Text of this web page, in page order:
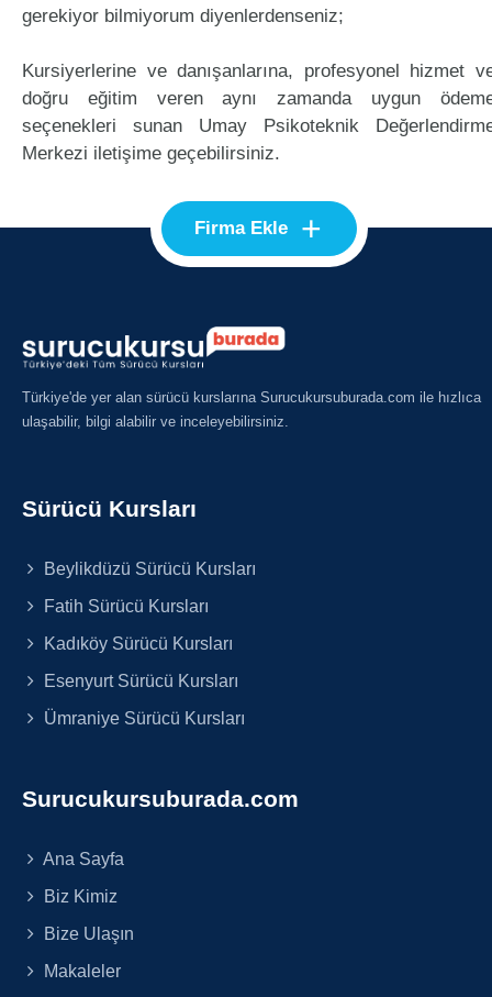
gerekiyor bilmiyorum diyenlerdenseniz;
Kursiyerlerine ve danışanlarına, profesyonel hizmet
doğru eğitim veren aynı zamanda uygun
seçenekleri sunan Umay Psikoteknik
Merkezi iletişime geçebilirsiniz.
Firma Ekle +
Türkiye'de yer alan sürücü kurslarına Surucukursuburada.com ile hızlıca
ulaşabilir, bilgi alabilir ve inceleyebilirsiniz.
Sürücü Kursları
Beylikdüzü Sürücü Kursları
Fatih Sürücü Kursları
Kadıköy Sürücü Kursları
Esenyurt Sürücü Kursları
Ümraniye Sürücü Kursları
Surucukursuburada.com
Ana Sayfa
Biz Kimiz
Bize Ulaşın
Makaleler